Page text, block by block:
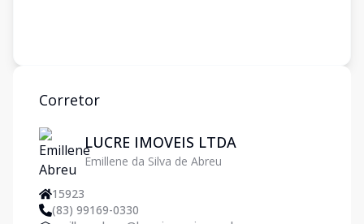
Corretor
LUCRE IMOVEIS LTDA
Emillene da Silva de Abreu
15923
(83) 99169-0330